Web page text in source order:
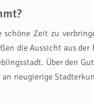
Zeit zu
die Aussicht aus
Über den
neugierige